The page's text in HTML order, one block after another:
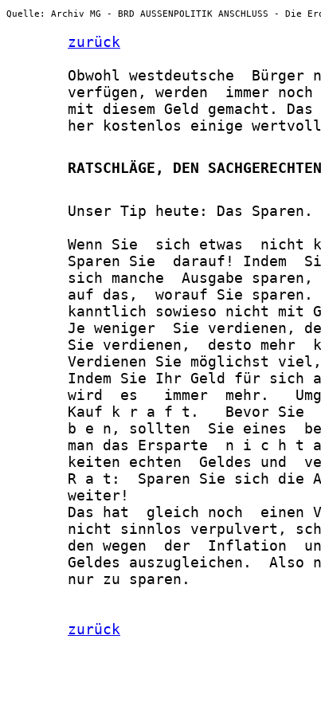
Quelle: Archiv MG - BRD AUSSENPOLITIK ANSCHLUSS - Die
zurück
Obwohl westdeutsche  Bürger
verfügen, werden  immer
mit diesem Geld gemacht.
her kostenlos einige
RATSCHLÄGE, DEN
       Unser Tip heute: Das Sparen.
Wenn Sie  sich etwas  nicht
Sparen Sie  darauf! Indem
sich manche  Ausgabe
auf das,  worauf Sie
kanntlich sowieso nicht mit
Je weniger  Sie verdienen,
Sie verdienen,  desto mehr
Verdienen Sie möglichst
Indem Sie Ihr Geld für sich
wird  es   immer  mehr.
Kauf k r a f t.   Bevor Sie
b e n, sollten  Sie eines
man das Ersparte  n i c h t
keiten echten  Geldes und
R a t:  Sparen Sie sich die
       weiter!
Das hat  gleich noch  einen
nicht sinnlos verpulvert,
den wegen  der  Inflation
Geldes auszugleichen.  Also
       nur zu sparen.
zurück